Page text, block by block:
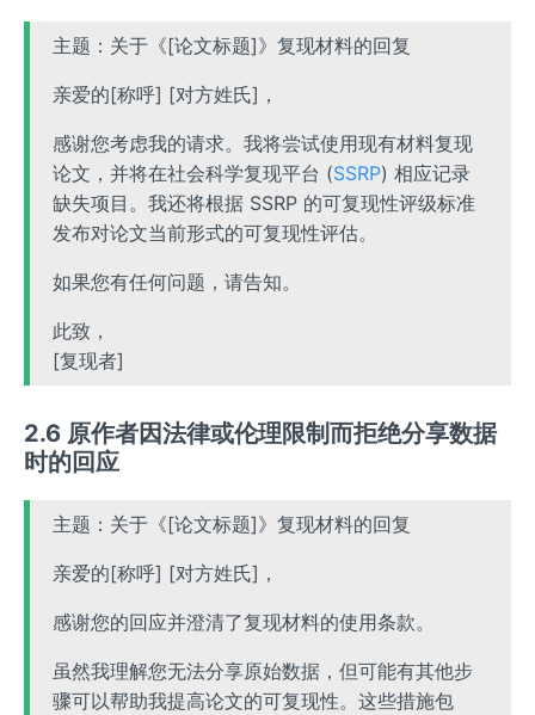
主题：关于《[论文标题]》复现材料的回复
亲爱的[称呼] [对方姓氏]，
感谢您考虑我的请求。我将尝试使用现有材料复现
论文，并将在社会科学复现平台 (SSRP) 相应记录
缺失项目。我还将根据 SSRP 的可复现性评级标准
发布对论文当前形式的可复现性评估。
如果您有任何问题，请告知。
此致，
[复现者]
2.6 原作者因法律或伦理限制而拒绝分享数据
时的回应
主题：关于《[论文标题]》复现材料的回复
亲爱的[称呼] [对方姓氏]，
感谢您的回应并澄清了复现材料的使用条款。
虽然我理解您无法分享原始数据，但可能有其他步
骤可以帮助我提高论文的可复现性。这些措施包